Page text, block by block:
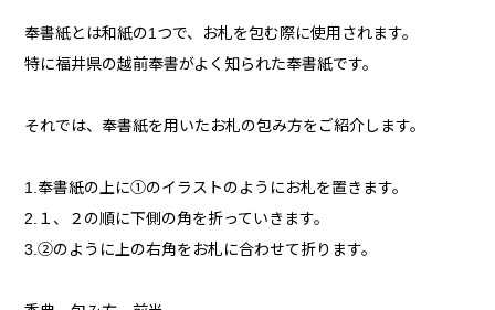
奉書紙とは和紙の1つで、お札を包む際に使用されます。
特に福井県の越前奉書がよく知られた奉書紙です。
それでは、奉書紙を用いたお札の包み方をご紹介します。
1.奉書紙の上に①のイラストのようにお札を置きます。
2.１、２の順に下側の角を折っていきます。
3.②のように上の右角をお札に合わせて折ります。